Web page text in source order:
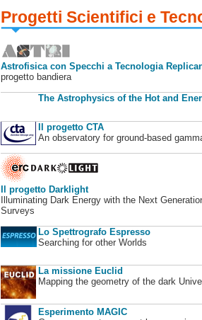
Progetti Scientifici e
Astrofisica con Specchi a Tecnologia
progetto bandiera
The Astrophysics of the Hot and
Il progetto CTA
An observatory for ground-based
Il progetto Darklight
Illuminating Dark Energy with the Next
Surveys
Lo Spettrografo Espresso
Searching for other Worlds
La missione Euclid
Mapping the geometry of the dark
Esperimento MAGIC